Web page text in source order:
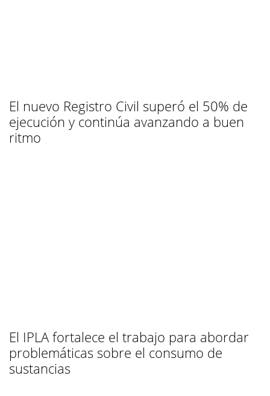
El nuevo Registro Civil superó el 50% de
ejecución y continúa avanzando a buen
ritmo
El IPLA fortalece el trabajo para abordar
problemáticas sobre el consumo de
sustancias